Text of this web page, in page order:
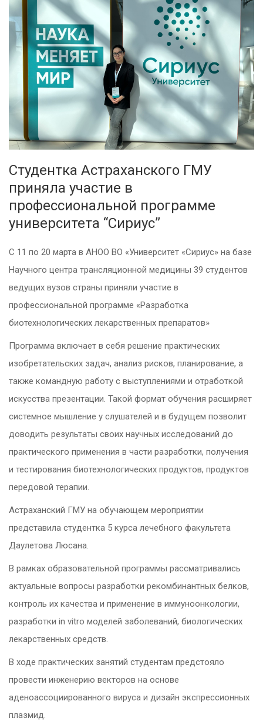
Студентка Астраханского ГМУ
приняла участие в
профессиональной программе
университета “Сириус”
С 11 по 20 марта в АНОО ВО «Университет «Сириус» на базе
Научного центра трансляционной медицины 39 студентов
ведущих вузов страны приняли участие в
профессиональной программе «Разработка
биотехнологических лекарственных препаратов»
Программа включает в себя решение практических
изобретательских задач, анализ рисков, планирование, а
также командную работу с выступлениями и отработкой
искусства презентации. Такой формат обучения расширяет
системное мышление у слушателей и в будущем позволит
доводить результаты своих научных исследований до
практического применения в части разработки, получения
и тестирования биотехнологических продуктов, продуктов
передовой терапии.
Астраханский ГМУ на обучающем мероприятии
представила студентка 5 курса лечебного факультета
Даулетова Люсана.
В рамках образовательной программы рассматривались
актуальные вопросы разработки рекомбинантных белков,
контроль их качества и применение в иммуноонкологии,
разработки in vitro моделей заболеваний, биологических
лекарственных средств.
В ходе практических занятий студентам предстояло
провести инженерию векторов на основе
аденоассоциированного вируса и дизайн экспрессионных
плазмид.